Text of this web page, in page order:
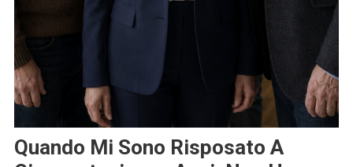
Quando Mi Sono Risposato A